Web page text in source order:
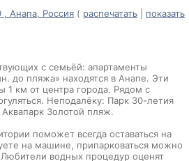
, Анапа, Россия ( распечатать
показать
с семьёй: апартаменты
до пляжа» находятся в Анапе. Эти
1 км от центра города. Рядом с
Неподалёку: Парк 30-летия
Золотой пляж.
поможет всегда оставаться на
на машине, припарковаться можно
водных процедур оценят